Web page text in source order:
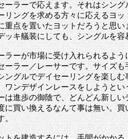
ーラーで応えます。それはシン
リングを求める方々に応えるヨ
重点を置いたヨットだろうと思
ッキ艤装にしても、シングルを
ラーが市場に受け入れられるよ
ーラー／レーサーです。サイズ
ングルでデイセーリングを楽し
ワンデザインレースをしようと
は進歩の御陰で、どんどん新し
に買い換えるなんて事は無い。
。